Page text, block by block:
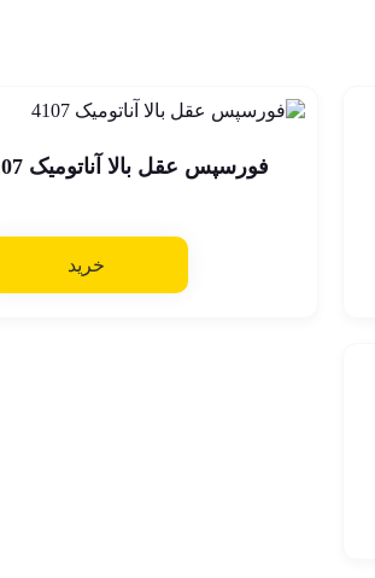
فورسپس عقل بالا آناتومیک 4107
خرید